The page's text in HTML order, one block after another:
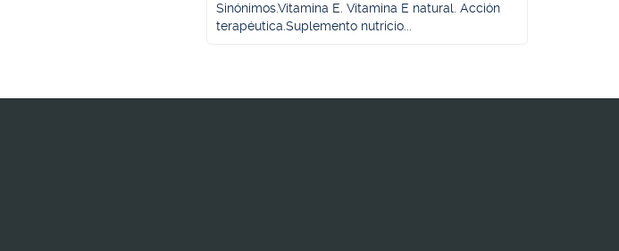
Sinónimos.Vitamina E. Vitamina E natural. Acción
terapéutica.Suplemento nutricio...